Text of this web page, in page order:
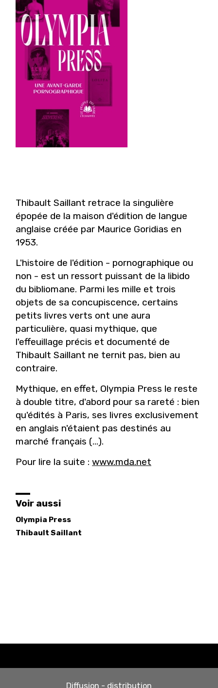
Thibault Saillant retrace la singulière
épopée de la maison d'édition de langue
anglaise créée par Maurice Goridias en
1953.
L'histoire de l'édition - pornographique ou
non - est un ressort puissant de la libido
du bibliomane. Parmi les mille et trois
objets de sa concupiscence, certains
petits livres verts ont une aura
particulière, quasi mythique, que
l'effeuillage précis et documenté de
Thibault Saillant ne ternit pas, bien au
contraire.
Mythique, en effet, Olympia Press le reste
à double titre, d'abord pour sa rareté : bien
qu'édités à Paris, ses livres exclusivement
en anglais n'étaient pas destinés au
marché français (...).
Pour lire la suite : www.mda.net
Voir aussi
Olympia Press
Thibault Saillant
Diffusion - distribution